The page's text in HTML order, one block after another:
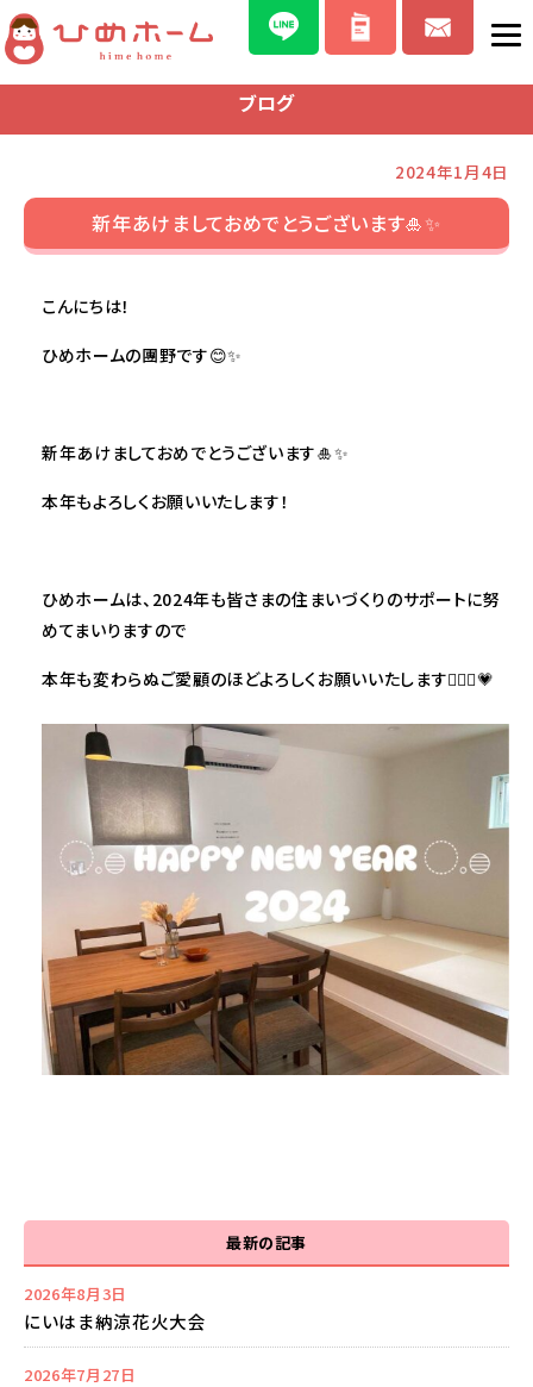
ブログ
2024年1月4日
新年あけましておめでとうございます🎍✨
こんにちは！
ひめホームの團野です😊✨
新年あけましておめでとうございます🎍✨
本年もよろしくお願いいたします！
ひめホームは、2024年も皆さまの住まいづくりのサポートに努
めてまいりますので
本年も変わらぬご愛顧のほどよろしくお願いいたします🙇🏻‍♀️💗
最新の記事
2026年8月3日
にいはま納涼花火大会
2026年7月27日